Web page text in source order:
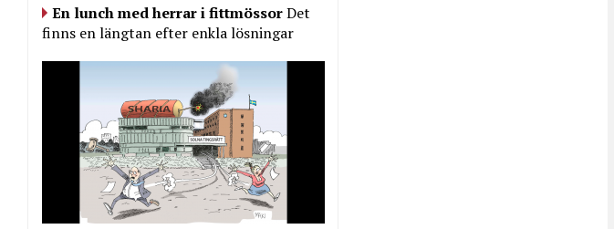
En lunch med herrar i fittmössorDet
finns en längtan efter enkla lösningar